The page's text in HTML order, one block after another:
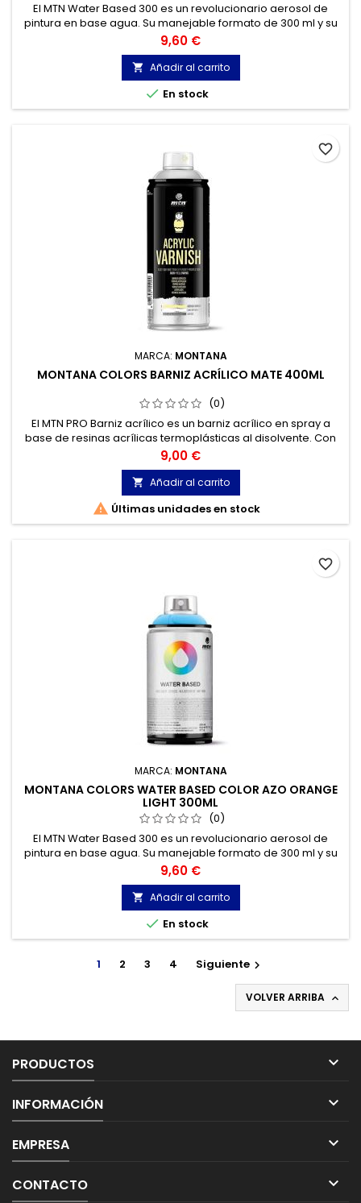
El MTN Water Based 300 es un revolucionario aerosol de
pintura en base agua. Su manejable formato de 300 ml y su
bajo olor, hacen de él la herramienta perfecta para el
trabajo de estudio o en interiores
Precio
9,60 €
 Añadir al carrito
 En stock
MARCA: MONTANA
MONTANA COLORS BARNIZ ACRÍLICO MATE 400ML
(0)
El MTN PRO Barniz acrílico es un barniz acrílico en spray a
base de resinas acrílicas termoplásticas al disolvente. Con
un secado ultrarrápido, su principal función es la de proteger
y ennoblecer diferentes superficies.
Precio
9,00 €
 Añadir al carrito
 Últimas unidades en stock
favorite_border
MARCA: MONTANA
MONTANA COLORS WATER BASED COLOR AZO ORANGE
LIGHT 300ML
(0)
El MTN Water Based 300 es un revolucionario aerosol de
pintura en base agua. Su manejable formato de 300 ml y su
bajo olor, hacen de él la herramienta perfecta para el
trabajo de estudio o en interiores.
Precio
9,60 €
 Añadir al carrito
 En stock
favorite_border
1 2 3 4 Siguiente 
VOLVER ARRIBA 
PRODUCTOS 
INFORMACIÓN 
EMPRESA 
CONTACTO 